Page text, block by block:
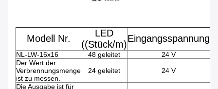
Modell Nr.
LED
((Stück/m)
Eingangsspannung
NL-LW-16x16 48 geleitet
24 V
Der Wert der
Verbrennungsmenge
ist zu messen.
24 geleitet 24 V
Die Ausgabe ist für